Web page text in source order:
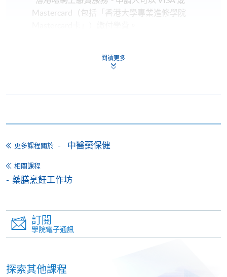
Mastercard（包括「香港大學專業進修學院
月免息分期付款優惠，必須親臨本學院設有報名服務的教
-個別學歷頒授課程
個別課程為須報讀同一學歷頒授課程及其他單元或繳
交下期學費的學員，提供網上服務，如學員就讀的課
網上支付可通過「繳費靈」(PPS) (不適用於手機)、
閱讀更多
更多課程關於 中醫藥保健
相關課程
藥膳烹飪工作坊
訂閱
學院電子通訊
探索其他課程